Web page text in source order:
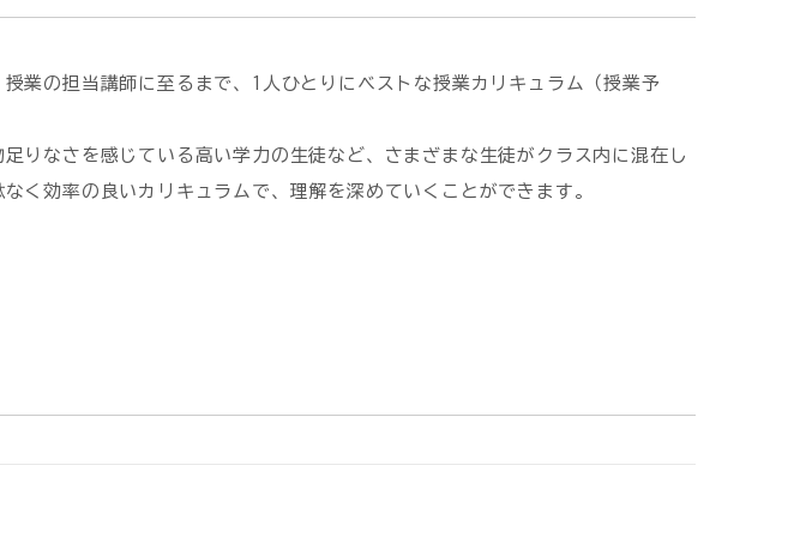
業の担当講師に至るまで、1人ひとりにベストな授業カリキュラム（授業予
りなさを感じている高い学力の生徒など、さまざまな生徒がクラス内に混在し
く効率の良いカリキュラムで、理解を深めていくことができます。